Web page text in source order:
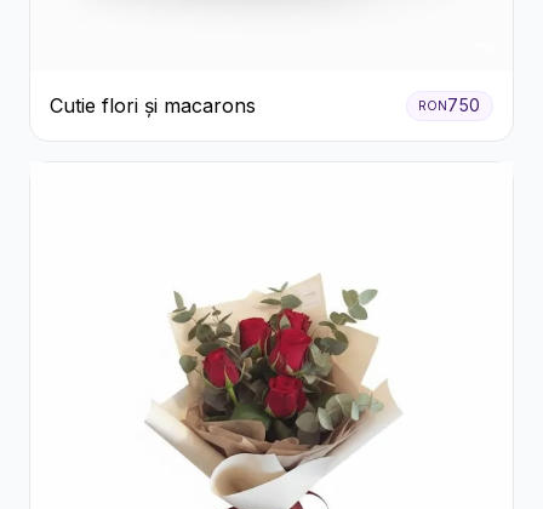
Cutie flori și macarons RON750